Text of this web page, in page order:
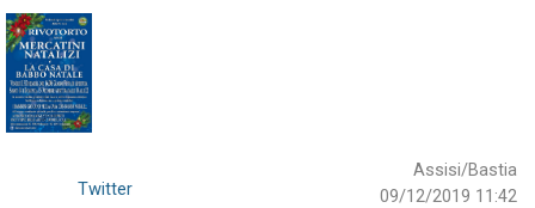
Assisi/Bastia
09/12/2019 11:42
Twitter